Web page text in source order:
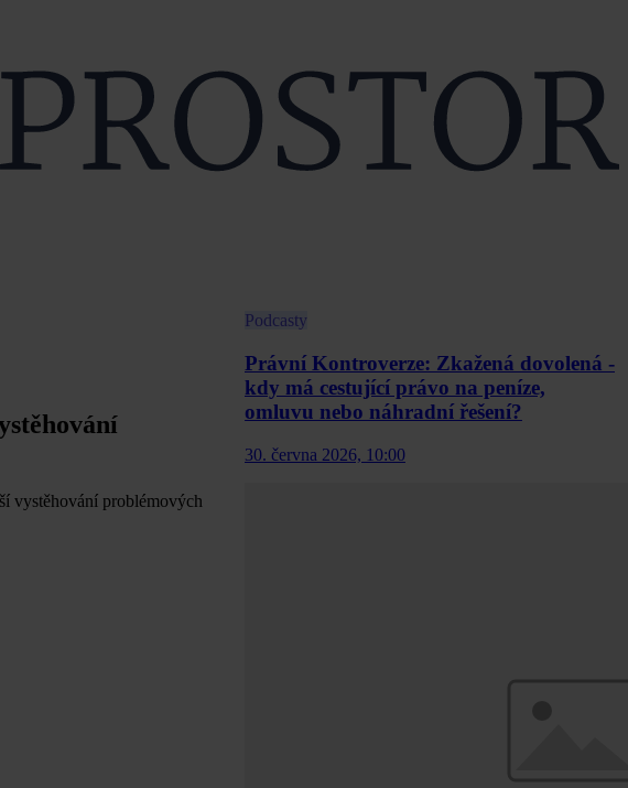
vystěhování problémových
Podcasty
Právní Kontroverze: Zkažená dovolená -
kdy má cestující právo na peníze,
omluvu nebo náhradní řešení?
30. června 2026, 10:00